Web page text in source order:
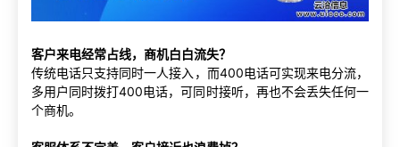
客户来电经常占线，商机白白流失？
传统电话只支持同时一人接入，而400电话可实现来电分流，
多用户同时拨打400电话，可同时接听，再也不会丢失任何一
个商机。